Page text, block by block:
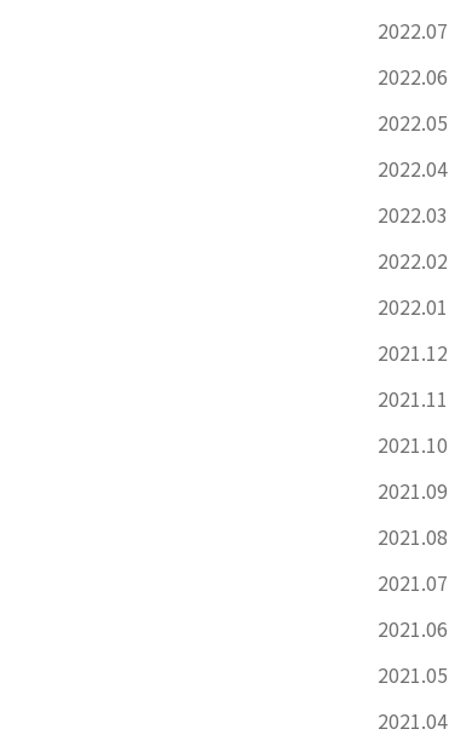
2022.07
2022.06
2022.05
2022.04
2022.03
2022.02
2022.01
2021.12
2021.11
2021.10
2021.09
2021.08
2021.07
2021.06
2021.05
2021.04